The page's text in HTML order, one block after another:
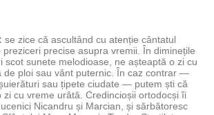
se zice că ascultând cu atenție cântatul
precise asupra vremii. În diminețile
scot sunete melodioase, ne așteaptă o zi cu
de ploi sau vânt puternic. În caz contrar —
sau țipete ciudate — putem ști că
zi cu vreme urâtă. Credincioșii ortodocși îi
Nicandru și Marcian, și sărbătoresc